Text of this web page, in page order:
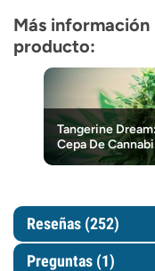
Más
producto:
Tangerine
Cepa De
Reseñas (252)
Preguntas (1)